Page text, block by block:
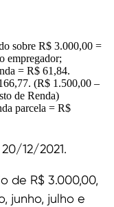
sobre R$ 3.000,00 =
empregador;
= R$ 61,84.
(R$ 1.500,00 –
de Renda)
parcela = R$
12/2021.
de R$ 3.000,00,
junho, julho e